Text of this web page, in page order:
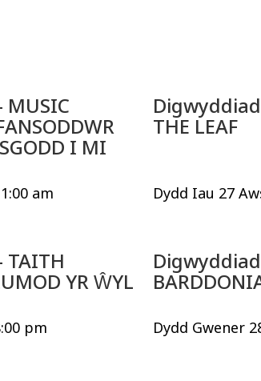
I MI
am
Digwyddiad
THE LEAF
Dydd Iau 27
TAITH
YR ŴYL
pm Dydd Gwener